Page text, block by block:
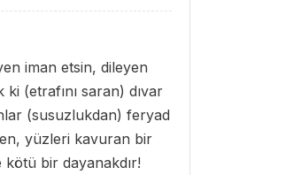
iman etsin, dileyen
(etrafını saran) dıvar
(susuzlukdan) feryad
yüzleri kavuran bir
bir dayanakdır!